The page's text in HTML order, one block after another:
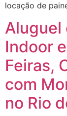
locação de
Aluguel
Indoor
Feiras,
com
no Rio